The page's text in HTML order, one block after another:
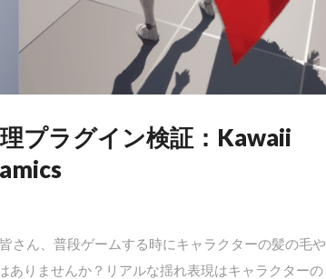
プラグイン検証：Kawaii
さん、普段ゲームする時にキャラクターの髪の毛や
ありませんか？リアルな揺れ表現はキャラクターの